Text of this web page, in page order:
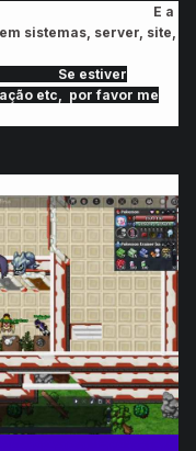
a
sistemas, server, site,
etc, por favor me